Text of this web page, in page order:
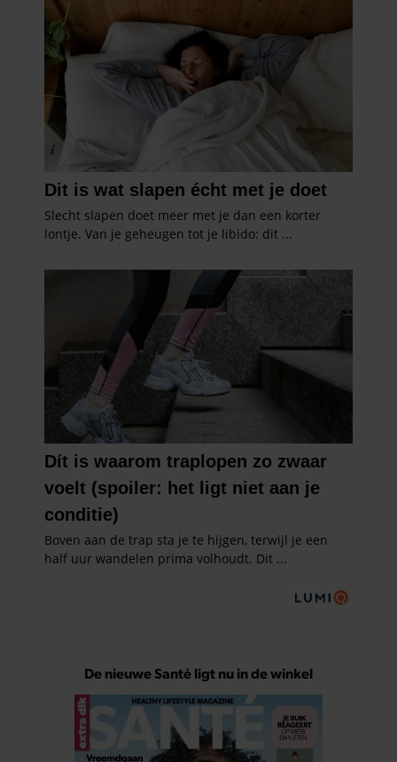
De nieuwe Santé ligt nu in de winkel